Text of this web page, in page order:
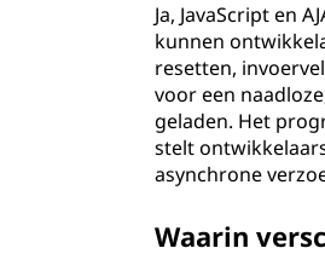
Ja, JavaScript en
kunnen
resetten,
voor een
geladen. Het
stelt
asynchrone
Waarin